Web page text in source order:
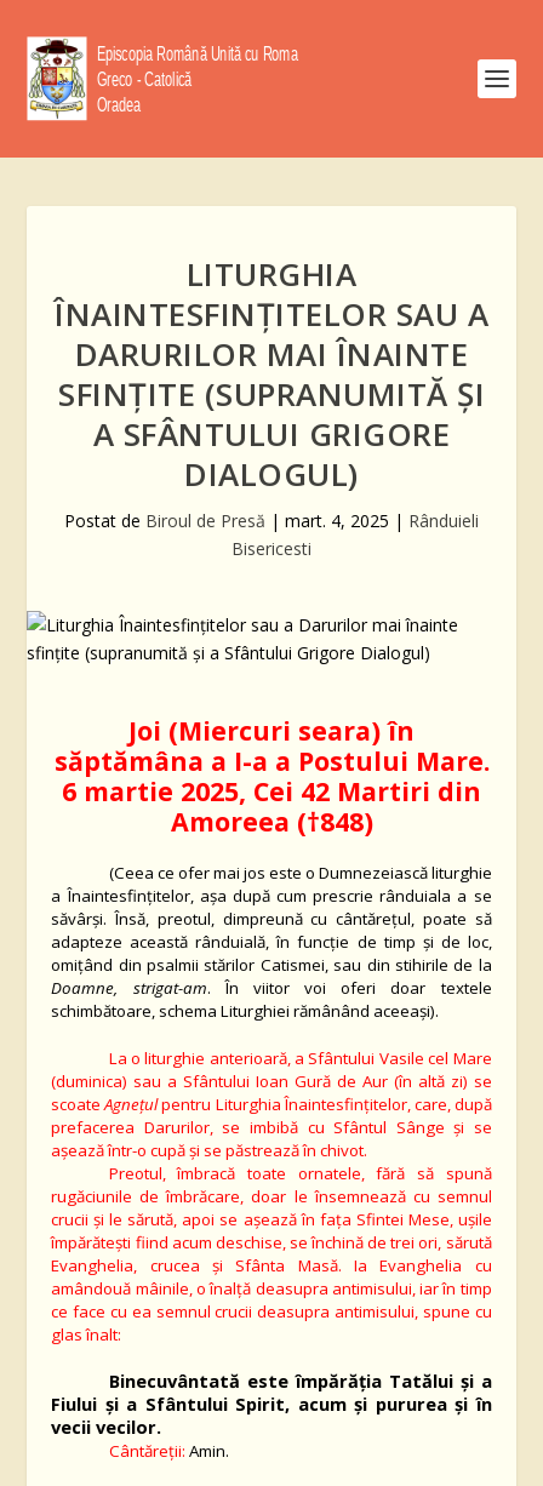
LITURGHIA
ÎNAINTESFINŢITELOR SAU A
DARURILOR MAI ÎNAINTE
SFINŢITE (SUPRANUMITĂ ŞI
A SFÂNTULUI GRIGORE
DIALOGUL)
Postat de Biroul de Presă | mart. 4, 2025 | Rânduieli
Bisericesti
Joi (Miercuri seara)în
săptămâna a I-a a Postului Mare.
6 martie 2025, Cei 42 Martiri din
Amoreea (†848)
(Ceea ce ofer mai jos este o Dumnezeiască liturghie
a Înaintesfinţitelor, aşa după cum prescrie rânduiala a se
săvârşi. Însă, preotul, dimpreună cu cântăreţul, poate să
adapteze această rânduială, în funcţie de timp şi de loc,
omiţând din psalmii stărilor Catismei, sau din stihirile de la
Doamne, strigat-am. În viitor voi oferi doar textele
schimbătoare, schema Liturghiei rămânând aceeaşi).
La o liturghie anterioară, a Sfântului Vasile cel Mare
(duminica) sau a Sfântului Ioan Gură de Aur (în altă zi) se
scoateAgneţulpentru Liturghia Înaintesfinţitelor, care, după
prefacerea Darurilor, se imbibă cu Sfântul Sânge şi se
aşează într-o cupă şi se păstrează în chivot.
Preotul, îmbracă toate ornatele, fără să spună
rugăciunile de îmbrăcare, doar le însemnează cu semnul
crucii şi le sărută, apoi se aşează în faţa Sfintei Mese, uşile
împărăteşti fiind acum deschise, se închină de trei ori, sărută
Evanghelia, crucea şi Sfânta Masă. Ia Evanghelia cu
amândouă mâinile, o înalţă deasupra antimisului, iar în timp
ce face cu ea semnul crucii deasupra antimisului, spune cu
glas înalt:
Binecuvântată este împărăţia Tatălui şi a
Fiului şi a Sfântului Spirit, acum şi pururea şi în
vecii vecilor.
Cântăreţii: Amin.